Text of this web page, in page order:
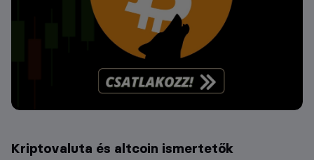
Kriptovaluta és altcoin ismertetők